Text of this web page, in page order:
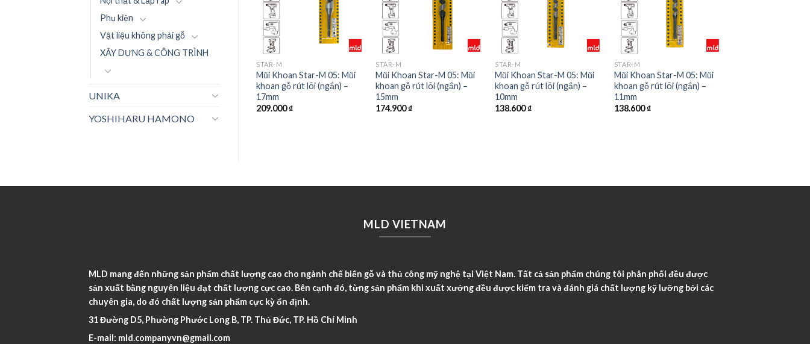
Phụ kiện
Vật liệu không phải gỗ
XÂY DỰNG & CÔNG TRÌNH
UNIKA
YOSHIHARU HAMONO
STAR-M
Mũi Khoan Star-M 05: Mũi
khoan gỗ rút lõi (ngắn) –
17mm
209.000₫
STAR-M
Mũi Khoan Star-M 05: Mũi
khoan gỗ rút lõi (ngắn) –
15mm
174.900₫
STAR-M
Mũi Khoan Star-M 05: Mũi
khoan gỗ rút lõi (ngắn) –
10mm
138.600₫
STAR-M
Mũi Khoan Star-M 05: Mũi
khoan gỗ rút lõi (ngắn) –
11mm
138.600₫
Mũi Khoan Star-M 05: Mũi
MLD VIETNAM
MLD mang đến những sản phẩm chất lượng cao cho ngành chế biến gỗ và thủ công mỹ nghệ tại Việt Nam. Tất cả sản phẩm chúng tôi phân phối đều được
sản xuất bằng nguyên liệu đạt chất lượng cực cao. Bên cạnh đó, từng sản phẩm khi xuất xưởng đều được kiểm tra và đánh giá chất lượng kỹ lưỡng bởi các
chuyên gia, do đó chất lượng sản phẩm cực kỳ ổn định.
31 Đường D5, Phường Phước Long B, TP. Thủ Đức, TP. Hồ Chí Minh
E-mail: mld.companyvn@gmail.com